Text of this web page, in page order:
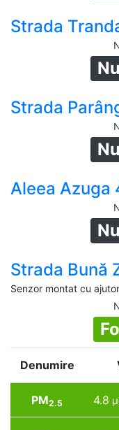
Strada
Strada
Aleea Azuga
Strada Bună
Senzor montat cu
Denumire
PM2.5 4.8